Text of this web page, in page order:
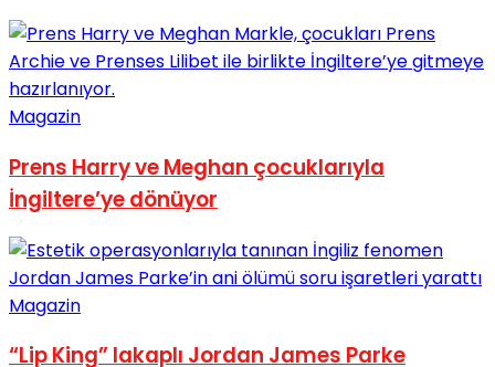
View All Result
Magazin
Prens Harry ve Meghan çocuklarıyla
İngiltere’ye dönüyor
Magazin
“Lip King” lakaplı Jordan James Parke